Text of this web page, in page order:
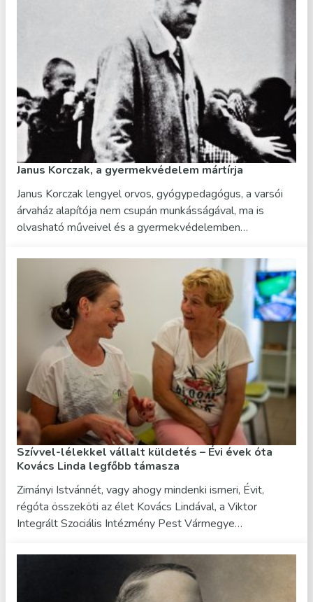
Janus Korczak, a gyermekvédelem mártírja
Janus Korczak lengyel orvos, gyógypedagógus, a varsói
árvaház alapítója nem csupán munkásságával, ma is
olvasható műveivel és a gyermekvédelemben…
Szívvel-lélekkel vállalt küldetés – Évi évek óta
Kovács Linda legfőbb támasza
Zimányi Istvánnét, vagy ahogy mindenki ismeri, Évit,
régóta összeköti az élet Kovács Lindával, a Viktor
Integrált Szociális Intézmény Pest Vármegye…